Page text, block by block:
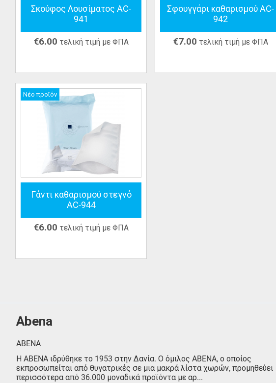
Σκούφος Λουσίματος AC-
941
€6.00 τελική τιμή με ΦΠΑ
Σφουγγάρι καθαρισμού AC-
942
€7.00 τελική τιμή με ΦΠΑ
Γάντι καθαρισμού στεγνό
AC-944
€6.00 τελική τιμή με ΦΠΑ
Νέο προϊόν
Abena
ABENA
Η ABENA ιδρύθηκε το 1953 στην Δανία. Ο όμιλος ABENA, ο οποίος
εκπροσωπείται από θυγατρικές σε μια μακρά λίστα χωρών, προμηθεύει
περισσότερα από 36.000 μοναδικά προϊόντα με αρ...